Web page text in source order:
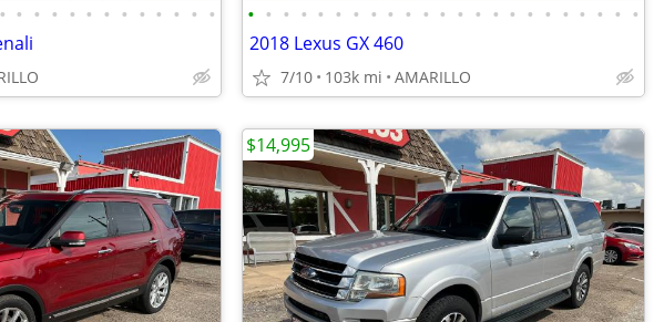
• • • • • • • • • • • • • • • • • • • • • • • • • • • • • • • • • • • •
2018 Lexus GX 460
7/10 103k mi AMARILLO
$14,995